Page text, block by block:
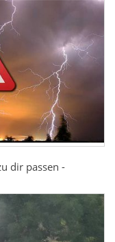
dir passen -